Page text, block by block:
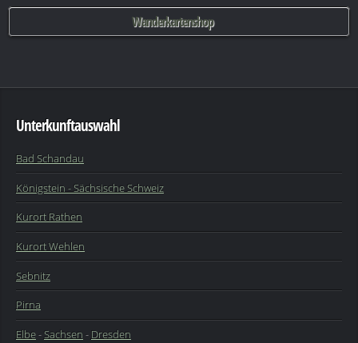
Wanderkartenshop
Unterkunftauswahl
Bad Schandau
Königstein - Sächsische Schweiz
Kurort Rathen
Kurort Wehlen
Sebnitz
Pirna
Elbe-Sachsen - Dresden